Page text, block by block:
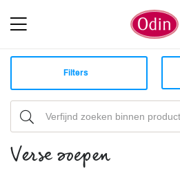
Filters
Verse soepen